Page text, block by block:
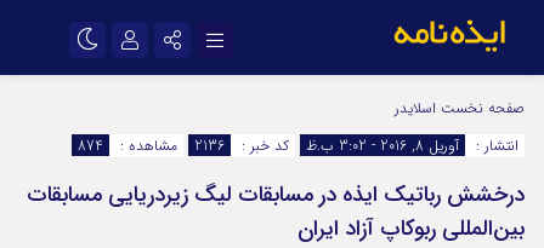
اینستاگرام
سروش
ایتا
آپارات
اپلیکیشن رمز عبور
صفحه نخست اسلایدر
انتشار :
آوریل 8, 2016 - 3:02 ب.ظ کد خبر : 2136 مشاهده : 874
درخشش رباتیک ایذه در مسابقات لیگ زیردریایی مسابقات
بین‌المللی ربوکاپ آزاد ایران